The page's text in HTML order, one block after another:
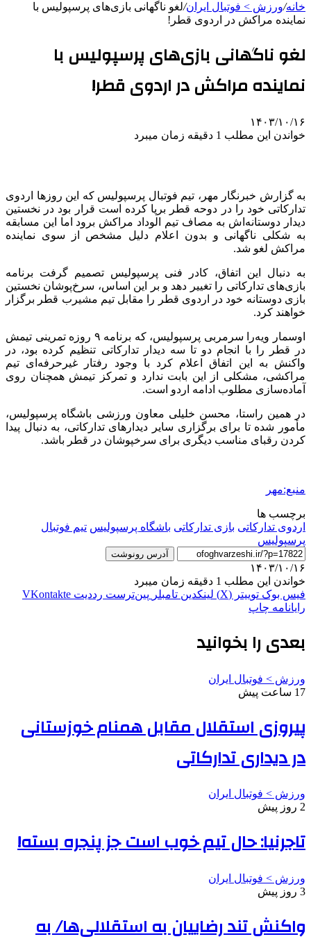
خانه/ورزش > فوتبال ایران/لغو ناگهانی بازی‌های پرسپولیس با
نماینده مراکش در اردوی قطر!
لغو ناگهانی بازی‌های پرسپولیس با
نماینده مراکش در اردوی قطر!
۱۴۰۳/۱۰/۱۶
خواندن این مطلب 1 دقیقه زمان میبرد
به گزارش خبرنگار مهر، تیم فوتبال پرسپولیس که این روزها اردوی
تدارکاتی خود را در دوحه قطر برپا کرده است قرار بود در نخستین
دیدار دوستانه‌اش به مصاف تیم
الوداد مراکش برود اما این مسابقه
به شکلی ناگهانی و بدون اعلام دلیل مشخص از سوی نماینده
مراکش لغو شد.
به دنبال این اتفاق، کادر فنی پرسپولیس تصمیم گرفت برنامه
بازی‌های تدارکاتی را تغییر دهد و بر این اساس، سرخ‌پوشان نخستین
بازی دوستانه خود در اردوی قطر را مقابل تیم مشیرب قطر برگزار
خواهند کرد.
اوسمار ویه‌را
سرمربی پرسپولیس، که برنامه ۹ روزه تمرینی تیمش
در قطر را با انجام دو تا سه دیدار تدارکاتی تنظیم کرده بود، در
واکنش به این اتفاق اعلام کرد با وجود رفتار غیرحرفه‌ای تیم
مراکشی، مشکلی از این بابت ندارد و تمرکز تیمش همچنان روی
آماده‌سازی مطلوب ادامه اردو است.
در همین راستا، محسن خلیلی معاون ورزشی باشگاه پرسپولیس،
مأمور شده تا برای برگزاری سایر دیدارهای تدارکاتی، به دنبال پیدا
کردن رقبای مناسب دیگری برای سرخپوشان در قطر باشد.
منبع:مهر
برچسب ها
اردوی تدارکاتی بازی تدارکاتی باشگاه پرسپولیس تیم فوتبال
پرسپولیس
آدرس رونوشت
۱۴۰۳/۱۰/۱۶
خواندن این مطلب 1 دقیقه زمان میبرد
فیس بوک توییتر (X) لینکدین ‫تامبلر ‫پین‌ترست ‫رددیت ‫VKontakte
رایانامه چاپ
بعدی را بخوانید
ورزش > فوتبال ایران
17 ساعت پیش
پیروزی استقلال مقابل همنام خوزستانی
در دیداری تدارکاتی
ورزش > فوتبال ایران
2 روز پیش
تاجرنیا: حال تیم خوب است جز پنجره بسته!
ورزش > فوتبال ایران
3 روز پیش
واکنش تند رضاییان به استقلالی‌ها/ به